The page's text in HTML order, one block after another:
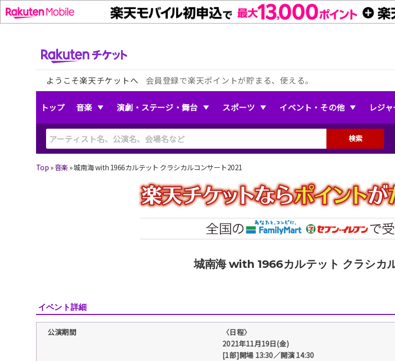
ようこそ楽天チケットへ 会員登録で楽天ポイントが貯まる、使える。
トップ 音楽 演劇・ステージ・舞台 スポーツ イベント・その他 レジ
検索
Top »音楽 »城南海 with 1966カルテット クラシカルコンサート2021
城南海 with 1966カルテット クラシカ
イベント詳細
公演期間
〈日程〉
2021年11月19日(金)
[1部]開場 13:30／開演 14:30